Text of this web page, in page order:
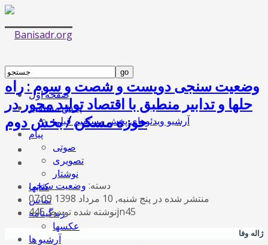
صفحه اول
پخش مستقیم
آرشیو ویدئوهای پخش مستقیم قبلی
پیام
صوتی
تصویری
نوشتار
کتابها
تماس
زندگینامه
عکسها
آرشیو ها
وضعیت سنجی دویست و شصت و سوم : راه
حلها و تدابیر منطبق با اقتصاد تولید محور در
حوزه مسکن / بخش دوم
دسته: وضعیت سنجی
منتشر شده در پنج شنبه, 10 مرداد 1398 07:09
نوشته شده توسط 445jn45
ژاله وفا